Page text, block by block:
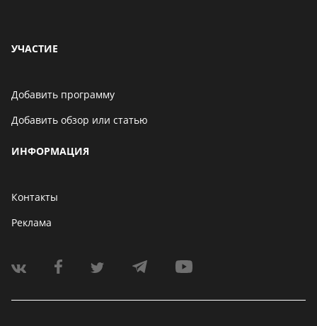
УЧАСТИЕ
Добавить программу
Добавить обзор или статью
ИНФОРМАЦИЯ
Контакты
Реклама